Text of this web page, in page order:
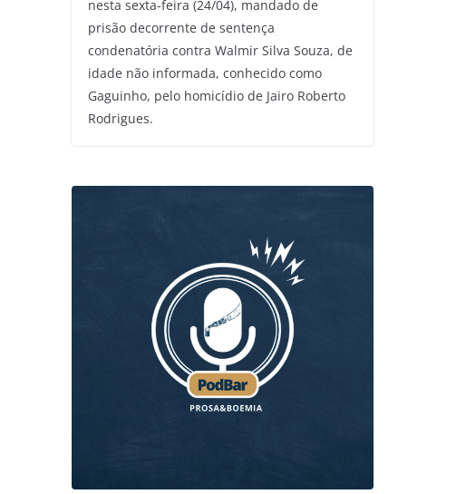
nesta sexta-feira (24/04), mandado de
prisão decorrente de sentença
condenatória contra Walmir Silva Souza, de
idade não informada, conhecido como
Gaguinho, pelo homicídio de Jairo Roberto
Rodrigues.